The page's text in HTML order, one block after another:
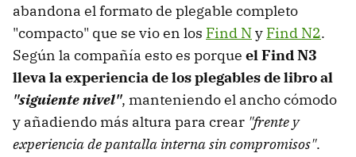
abandona el formato de plegable completo
"compacto" que se vio en los Find Ny Find N2.
Según la compañía esto es porque el Find N3
lleva la experiencia de los plegables de libro al
"siguiente nivel", manteniendo el ancho cómodo
y añadiendo más altura para crear "frente y
experiencia de pantalla interna sin compromisos".